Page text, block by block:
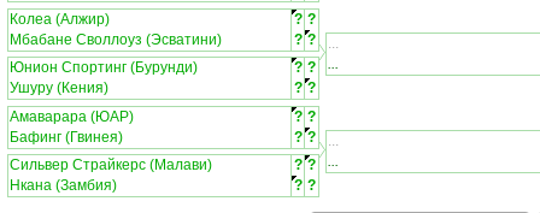
Колеа (Алжир) ? ?
Мбабане Своллоуз (Эсватини)
? ?
Юнион Спортинг (Бурунди)
? ?
Ушуру (Кения)
? ?
...
...
Амаварара (ЮАР) ? ?
Бафинг (Гвинея)
? ?
Сильвер Страйкерс (Малави)
? ?
Нкана (Замбия)
? ?
...
...